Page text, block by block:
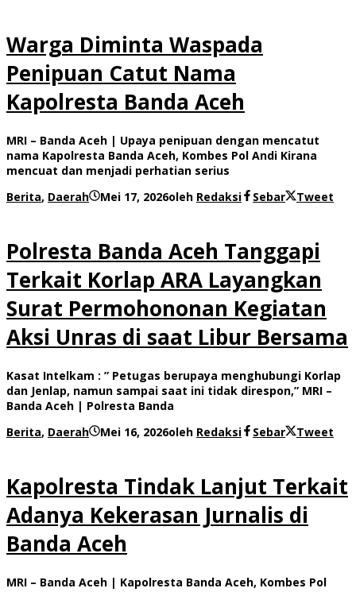
Warga Diminta Waspada
Penipuan Catut Nama
Kapolresta Banda Aceh
MRI – Banda Aceh | Upaya penipuan dengan mencatut
nama Kapolresta Banda Aceh, Kombes Pol Andi Kirana
mencuat dan menjadi perhatian serius
Berita, Daerah Mei 17, 2026oleh Redaksi Sebar Tweet
Polresta Banda Aceh Tanggapi
Terkait Korlap ARA Layangkan
Surat Permohononan Kegiatan
Aksi Unras di saat Libur Bersama
Kasat Intelkam : ” Petugas berupaya menghubungi Korlap
dan Jenlap, namun sampai saat ini tidak direspon,” MRI –
Banda Aceh | Polresta Banda
Berita, Daerah Mei 16, 2026oleh Redaksi Sebar Tweet
Kapolresta Tindak Lanjut Terkait
Adanya Kekerasan Jurnalis di
Banda Aceh
MRI – Banda Aceh | Kapolresta Banda Aceh, Kombes Pol